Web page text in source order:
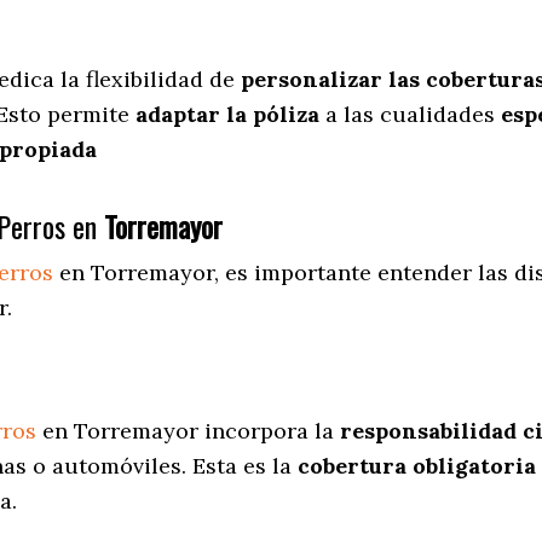
la flexibilidad de personalizar las
permite adaptar la póliza a las cualidades
en Torremayor
en Torremayor, es importante entender las
en Torremayor incorpora la responsabilidad
o automóviles. Esta es la cobertura obligatoria